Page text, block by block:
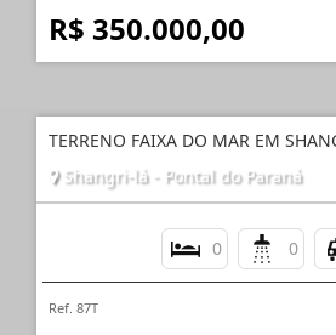
R$ 350.000,00
TERRENO FAIXA DO MAR EM
Shangri-lá - Pontal do Paraná
0 0
Ref. 87T